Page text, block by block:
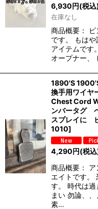
6,930円(税込
在庫なし
商品概要： ビ
です。 もは
アイテムです
オープナー、
1890'S
換手用ワイ
Chest Cord
ンバータグ
スプレイに
1010]
4,290円(税
商品概要： ア
エイトです。
す。 時代は過
まい 勿論、
素…